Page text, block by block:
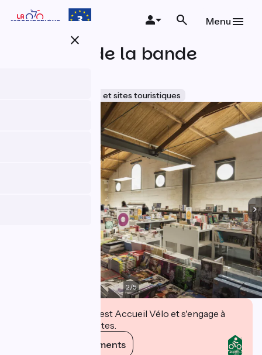
close
Menu
Le Musée de la bande
Musées et sites touristiques
2/5
Cet établissement est Accueil Vélo et s'engage à
accueillir des cyclistes.
Voir ses engagements